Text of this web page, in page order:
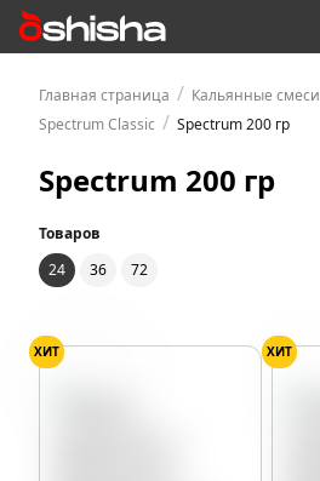
Главная страница / Кальянные смеси
Spectrum Classic / Spectrum 200 гр
Spectrum 200 гр
Товаров
24
36 72
ХИТ
ХИТ